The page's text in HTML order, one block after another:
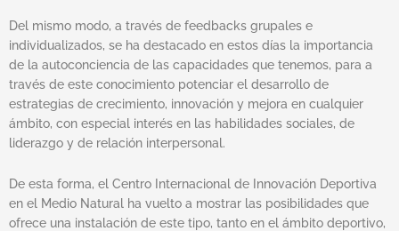
Del mismo modo, a través de feedbacks grupales e
individualizados, se ha destacado en estos días la importancia
de la autoconciencia de las capacidades que tenemos, para a
través de este conocimiento potenciar el desarrollo de
estrategias de crecimiento, innovación y mejora en cualquier
ámbito, con especial interés en las habilidades sociales, de
liderazgo y de relación interpersonal.
De esta forma, el Centro Internacional de Innovación Deportiva
en el Medio Natural ha vuelto a mostrar las posibilidades que
ofrece una instalación de este tipo, tanto en el ámbito deportivo,